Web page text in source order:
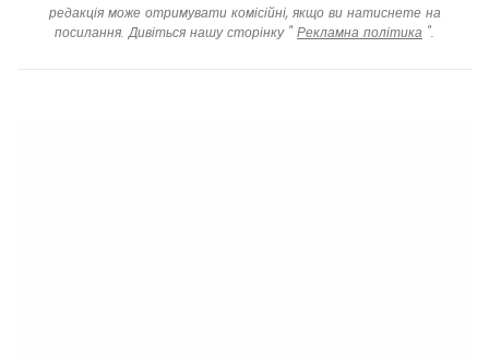
редакція може отримувати комісійні, якщо ви натиснете на
посилання. Дивіться нашу сторінку " Рекламна політика ".